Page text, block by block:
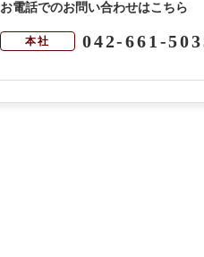
お電話でのお問い合わせはこちら
本社 042-661-